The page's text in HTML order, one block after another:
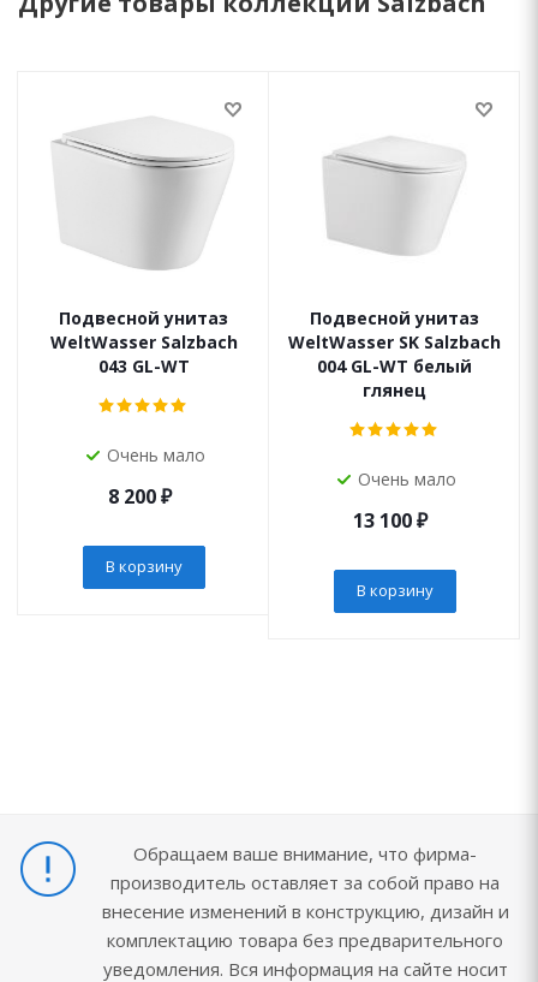
Подвесной унитаз
WeltWasser Salzbach
043 GL-WT
Очень мало
8 200₽
В корзину
Подвесной унитаз
WeltWasser SK Salzbach
004 GL-WT белый
глянец
Очень мало
13 100₽
В корзину
Обращаем ваше внимание, что фирма-
производитель оставляет за собой право на
внесение изменений в конструкцию, дизайн и
комплектацию товара без предварительного
уведомления. Вся информация на сайте носит